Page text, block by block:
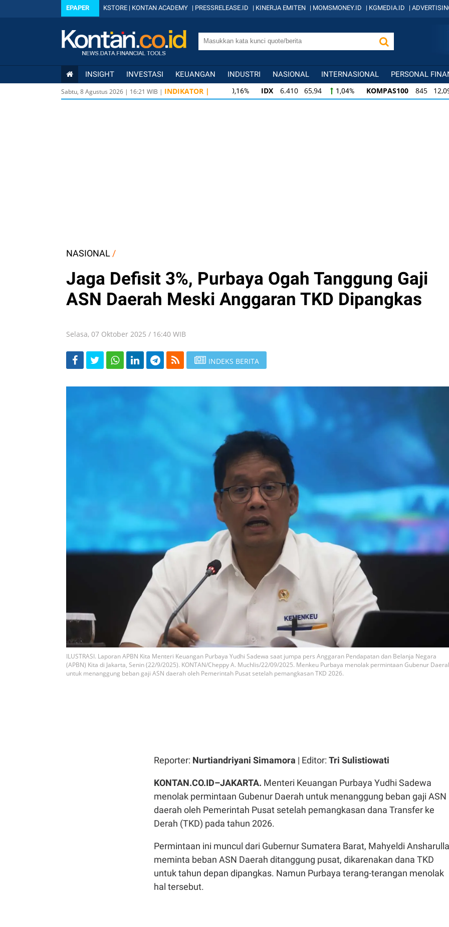
EPAPER KSTORE | KONTAN ACADEMY | PRESSRELEASE.ID | KINERJA EMITEN | MOMSMONEY.ID | KGMEDIA.ID |
INSIGHT INVESTASI KEUANGAN INDUSTRI NASIONAL INTERNASIONAL PERSONAL
Sabtu, 8 Agustus 2026 | 16:21 WIB | INDIKATOR | IDX 6.410 65,94 1,04% KOMPAS100 845 12,09
KOMPAS100 845 12,09 1,45% LQ45 640 9,44
NASIONAL /
Jaga Defisit 3%, Purbaya Ogah Tanggung Gaji
ASN Daerah Meski Anggaran TKD Dipangkas
Selasa, 07 Oktober 2025 / 16:40 WIB
INDEKS BERITA
ILUSTRASI. Laporan APBN Kita Menteri Keuangan Purbaya Yudhi Sadewa saat jumpa pers Anggaran Pendapatan dan Belanja Negara
(APBN) Kita di Jakarta, Senin (22/9/2025). KONTAN/Cheppy A. Muchlis/22/09/2025. Menkeu Purbaya menolak permintaan Gubenur
untuk menanggung beban gaji ASN daerah oleh Pemerintah Pusat setelah pemangkasan TKD 2026.
Reporter: Nurtiandriyani Simamora | Editor: Tri Sulistiowati
KONTAN.CO.ID–JAKARTA. Menteri Keuangan Purbaya Yudhi Sadewa
menolak permintaan Gubenur Daerah untuk menanggung beban gaji ASN
daerah oleh Pemerintah Pusat setelah pemangkasan dana Transfer ke
Derah (TKD) pada tahun 2026.
Permintaan ini muncul dari Gubernur Sumatera Barat, Mahyeldi
meminta beban ASN Daerah ditanggung pusat, dikarenakan dana TKD
untuk tahun depan dipangkas. Namun Purbaya terang-terangan menolak
hal tersebut.